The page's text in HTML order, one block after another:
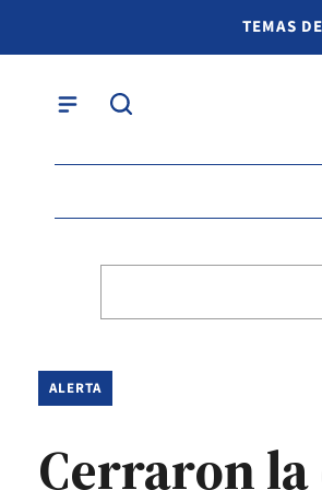
TEMAS
ALERTA
Cerraron la